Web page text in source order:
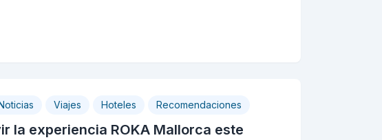
Viajes Hoteles Recomendaciones
la experiencia ROKA Mallorca este